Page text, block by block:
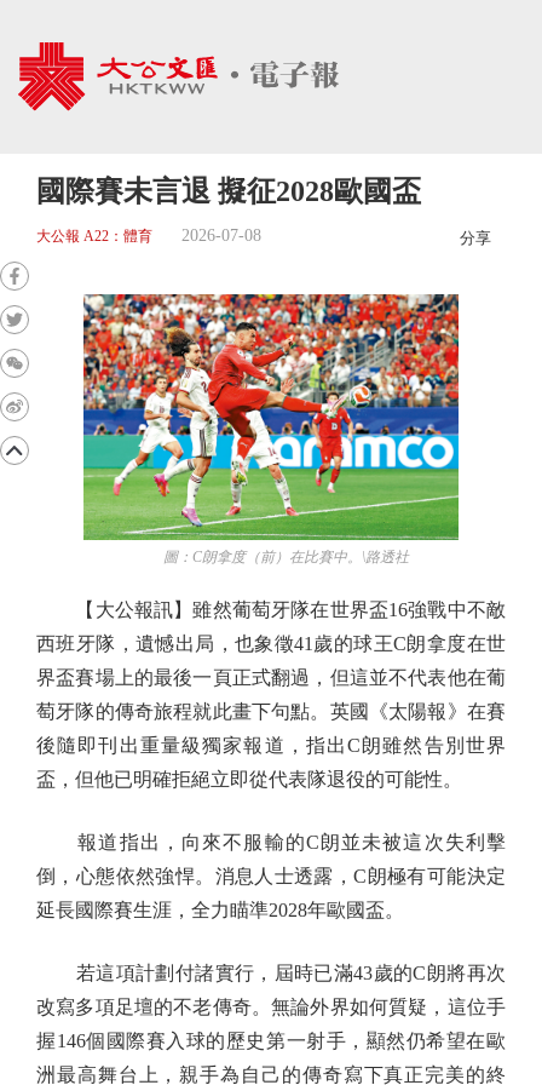
國際賽未言退 擬征2028歐國盃
大公報 A22：體育 2026-07-08 分享
圖：C朗拿度（前）在比賽中。\路透社
【大公報訊】雖然葡萄牙隊在世界盃16強戰中不敵
西班牙隊，遺憾出局，也象徵41歲的球王C朗拿度在世
界盃賽場上的最後一頁正式翻過，但這並不代表他在葡
萄牙隊的傳奇旅程就此畫下句點。英國《太陽報》在賽
後隨即刊出重量級獨家報道，指出C朗雖然告別世界
盃，但他已明確拒絕立即從代表隊退役的可能性。
報道指出，向來不服輸的C朗並未被這次失利擊
倒，心態依然強悍。消息人士透露，C朗極有可能決定
延長國際賽生涯，全力瞄準2028年歐國盃。
若這項計劃付諸實行，屆時已滿43歲的C朗將再次
改寫多項足壇的不老傳奇。無論外界如何質疑，這位手
握146個國際賽入球的歷史第一射手，顯然仍希望在歐
洲最高舞台上，親手為自己的傳奇寫下真正完美的終